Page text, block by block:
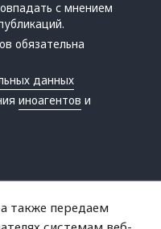
с мнением
обязательна
данных
иноагентов и
также передаем